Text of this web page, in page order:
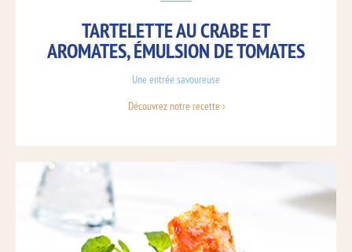
TARTELETTE AU CRABE ET
AROMATES, ÉMULSION DE TOMATES
Une entrée savoureuse
Découvrez notre recette ›